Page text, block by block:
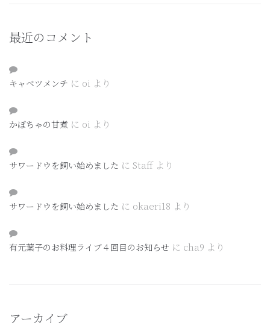
最近のコメント
キャベツメンチ に oi より
かぼちゃの甘煮 に oi より
サワードウを飼い始めました に Staffより
サワードウを飼い始めました に okaeri18 より
有元葉子のお料理ライブ４回目のお知らせ に cha9 より
アーカイブ